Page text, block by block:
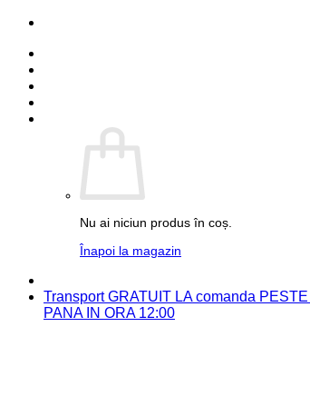
Skip
content
Nu ai niciun produs în coș.
Înapoi la magazin
Transport GRATUIT LA comanda
PANA IN ORA 12:00